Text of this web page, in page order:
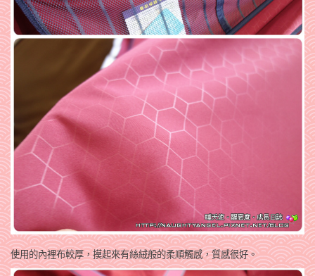
使用的內裡布較厚，摸起來有絲絨般的柔順觸感，質感很好。